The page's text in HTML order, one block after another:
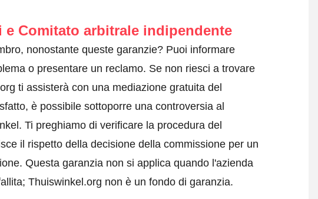
e Comitato arbitrale indipendente
nonostante queste garanzie? Puoi informare
o presentare un reclamo. Se non riesci a trovare
ti assisterà con una mediazione gratuita del
è possibile sottoporre una controversia al
Ti preghiamo di verificare la procedura del
il rispetto della decisione della commissione per un
Questa garanzia non si applica quando l'azienda
Thuiswinkel.org non è un fondo di garanzia.